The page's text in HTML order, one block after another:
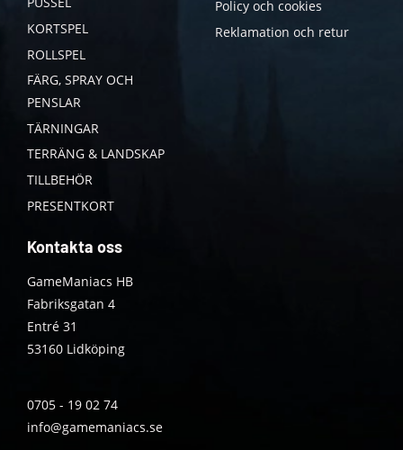
KORTSPEL
ROLLSPEL
FÄRG, SPRAY OCH
PENSLAR
TÄRNINGAR
TERRÄNG & LANDSKAP
TILLBEHÖR
PRESENTKORT
Policy och cookies
Reklamation och retur
Kontakta oss
GameManiacs HB
Fabriksgatan 4
Entré 31
53160 Lidköping
0705 - 19 02 74
info@gamemaniacs.se